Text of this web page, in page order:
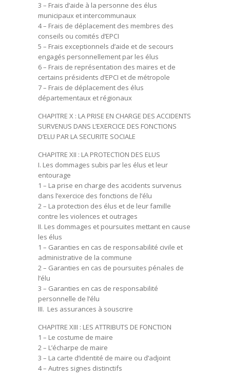
3 – Frais d’aide à la personne des élus
municipaux et intercommunaux
4 – Frais de déplacement des membres des
conseils ou comités d’EPCI
5 – Frais exceptionnels d’aide et de secours
engagés personnellement par les élus
6 – Frais de représentation des maires et de
certains présidents d’EPCI et de métropole
7 – Frais de déplacement des élus
départementaux et régionaux
CHAPITRE X : LA PRISE EN CHARGE DES ACCIDENTS
SURVENUS DANS L’EXERCICE DES FONCTIONS
D’ELU PAR LA SECURITE SOCIALE
CHAPITRE XII : LA PROTECTION DES ELUS
I. Les dommages subis par les élus et leur
entourage
1 – La prise en charge des accidents survenus
dans l’exercice des fonctions de l’élu
2 – La protection des élus et de leur famille
contre les violences et outrages
II. Les dommages et poursuites mettant en cause
les élus
1 – Garanties en cas de responsabilité civile et
administrative de la commune
2 – Garanties en cas de poursuites pénales de
l’élu
3 – Garanties en cas de responsabilité
personnelle de l’élu
III. Les assurances à souscrire
CHAPITRE XIII : LES ATTRIBUTS DE FONCTION
1 – Le costume de maire
2 – L’écharpe de maire
3 – La carte d’identité de maire ou d’adjoint
4 – Autres signes distinctifs